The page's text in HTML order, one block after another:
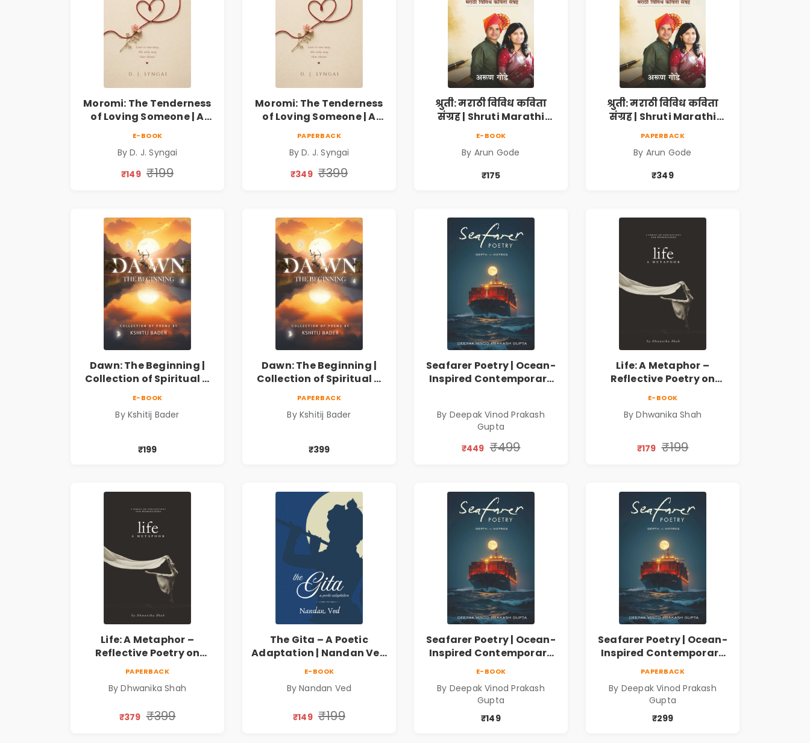
Moromi: The Tenderness
of Loving Someone | A
Love, Healing, Self-
Discovery & Emotional
E-BOOK
By D. J. Syngai
₹149 ₹199
Moromi: The Tenderness
of Loving Someone | A
Love, Healing, Self-
Discovery & Emotional
PAPERBACK
By D. J. Syngai
₹349 ₹399
श्रुती: मराठी विविध कविता
संग्रह | Shruti Marathi
देशभक्ती, प्रेम, शृंगार व
प्रेरणादायी मराठी कविता |
Marathi Poetry Book
E-BOOK
By Arun Gode
₹175
श्रुती: मराठी विविध कविता
संग्रह | Shruti Marathi
देशभक्ती, प्रेम, शृंगार व
प्रेरणादायी मराठी कविता |
Marathi Poetry Book
PAPERBACK
By Arun Gode
₹349
Dawn: The Beginning |
Collection of Spiritual &
E-BOOK
By Kshitij Bader
₹199
Dawn: The Beginning |
Collection of Spiritual &
PAPERBACK
By Kshitij Bader
₹399
Seafarer Poetry | Ocean-
Inspired Contemporary
By Deepak Vinod Prakash
Gupta
₹449 ₹499
Life: A Metaphor –
Reflective Poetry on
A Journey Through Inner
Connection | By
E-BOOK
By Dhwanika Shah
₹179 ₹199
Life: A Metaphor –
Reflective Poetry on
A Journey Through Inner
Connection | By
PAPERBACK
By Dhwanika Shah
₹379 ₹399
The Gita – A Poetic
Adaptation | Nandan Ved
E-BOOK
By Nandan Ved
₹149 ₹199
Seafarer Poetry | Ocean-
Inspired Contemporary
E-BOOK
By Deepak Vinod Prakash
Gupta
₹149
Seafarer Poetry | Ocean-
Inspired Contemporary
PAPERBACK
By Deepak Vinod Prakash
Gupta
₹299